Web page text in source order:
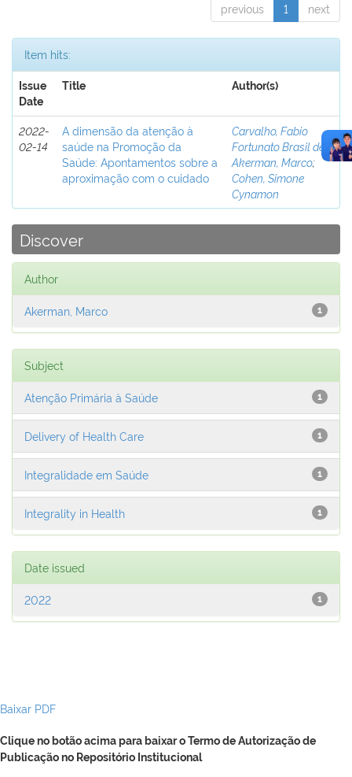
previous 1 next
Item hits:
Issue
Date
Title Author(s)
2022-
02-14
A dimensão da atenção à
saúde na Promoção da
Saúde: Apontamentos sobre a
aproximação com o cuidado
Carvalho, Fabio
Fortunato Brasil de
Akerman, Marco;
Cohen, Simone
Cynamon
Discover
Author
1
Akerman, Marco
Subject
1
Atenção Primária à Saúde
1
Delivery of Health Care
1
Integralidade em Saúde
1
Integrality in Health
Date issued
1
2022
Baixar PDF
Clique no botão acima para baixar o Termo de Autorização de
Publicação no Repositório Institucional